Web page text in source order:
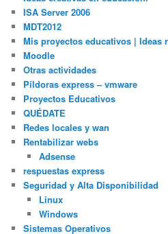
ISA Server 2006
MDT2012
Mis proyectos educativos | Ideas
Moodle
Otras actividades
Píldoras express – vmware
Proyectos Educativos
QUÉDATE
Redes locales y wan
Rentabilizar webs
Adsense
respuestas express
Seguridad y Alta Disponibilidad
Linux
Windows
Sistemas Operativos